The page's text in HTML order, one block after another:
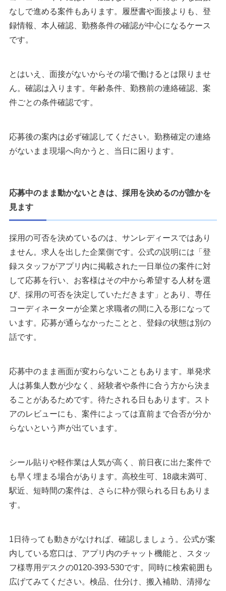
なしで進める案件もあります。履歴書や面接よりも、登
録情報、本人確認、勤務条件の確認が中心になるケース
です。
とはいえ、面接がないからその場で働けるとは限りませ
ん。確認は入ります。年齢条件、勤務前の連絡確認、案
件ごとの条件確認です。
応募後の案内は必ず確認してください。勤務確定の連絡
がないまま現場へ向かうと、当日に困ります。
応募中のまま動かないときは、採用を決めるのが誰かを
見ます
採用の可否を決めているのは、サンレディースではあり
ません。求人を出した企業側です。公式の説明には「登
録スタッフがアプリ内に掲載された一日単位の案件に対
して応募を行い、お客様はその中から希望する人材を選
び、採用の可否を決定していただきます」とあり、専任
コーディネーターが企業と求職者の間に入る形になって
います。応募が通らなかったことと、登録の状態は別の
話です。
応募中のまま画面が変わらないこともあります。単発求
人は募集人数が少なく、経験者や条件に合う方から決ま
ることがあるためです。待たされる日もあります。スト
アのレビューにも、案件によっては直前まで合否が分か
らないという声が出ています。
シール貼りや軽作業は人気が高く、前日夜に出た案件で
も早く埋まる場合があります。高校生可、18歳未満可、
駅近、短時間の案件は、さらに枠が限られる日もありま
す。
1日待っても動きがなければ、確認しましょう。公式が案
内している窓口は、アプリ内のチャット機能と、スタッ
フ様専用デスクの0120-393-530です。同時に検索範囲も
広げてみてください。検品、仕分け、搬入補助、清掃な